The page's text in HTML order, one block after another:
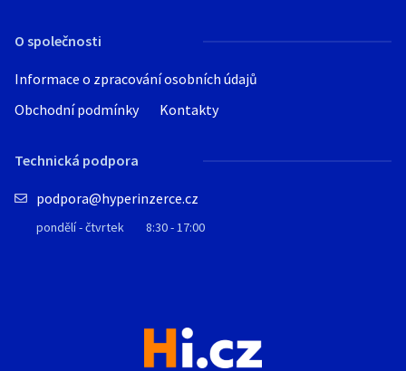
O společnosti
Informace o zpracování osobních údajů
Obchodní podmínky
Kontakty
Technická podpora
podpora@hyperinzerce.cz
pondělí - čtvrtek 8:30 - 17:00